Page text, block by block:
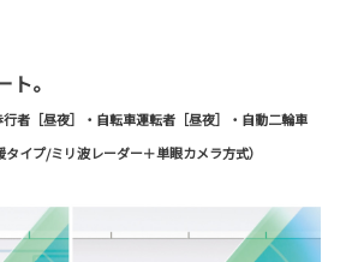
。
者［昼夜］・自転車運転者［昼夜］・自動二輪車
タイプ/ミリ波レーダー＋単眼カメラ方式）